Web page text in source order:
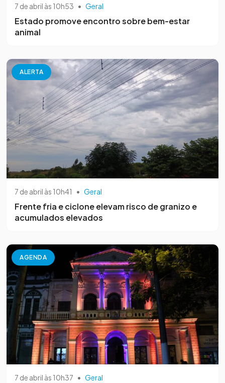
7 de abril às 10h53 • Geral
Estado promove encontro sobre bem-estar
animal
ALERTA
7 de abril às 10h41 • Geral
Frente fria e ciclone elevam risco de granizo e
acumulados elevados
AGENDA
7 de abril às 10h37 • Geral